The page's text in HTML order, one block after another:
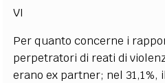
VI
Per quanto concerne i
perpetratori di reati di
erano ex partner; nel 31,1%,